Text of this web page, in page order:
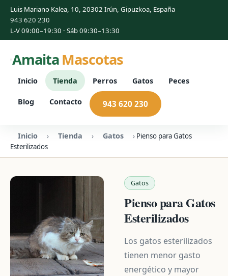
Luis Mariano Kalea, 10, 20302 Irún, Gipuzkoa, España
943 620 230
L-V 09:00–19:30 · Sáb 09:30–13:30
AmaitaMascotas
Inicio Tienda Perros Gatos Peces
Blog Contacto 943 620 230
Inicio › Tienda › Gatos › Pienso para Gatos
Esterilizados
Gatos
Pienso para Gatos
Esterilizados
Los gatos esterilizados
tienen menor gasto
energético y mayor